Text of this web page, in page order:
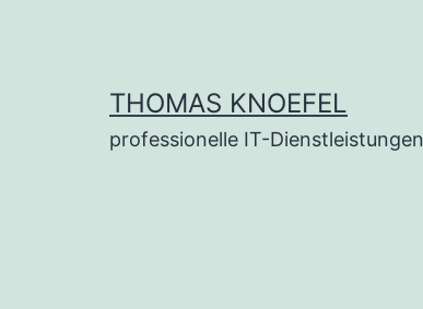
THOMAS KNOEFEL
professionelle IT-Dienstleistungen